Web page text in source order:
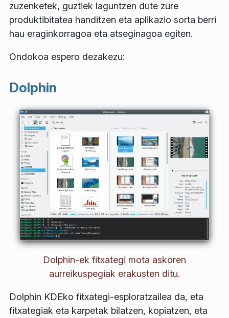
zuzenketek, guztiek laguntzen dute zure
produktibitatea handitzen eta aplikazio sorta berri
hau eraginkorragoa eta atseginagoa egiten.
Ondokoa espero dezakezu:
Dolphin
Dolphin-ek fitxategi mota askoren
aurreikuspegiak erakusten ditu.
Dolphin KDEko fitxategi-esploratzailea da, eta
fitxategiak eta karpetak bilatzen, kopiatzen, eta